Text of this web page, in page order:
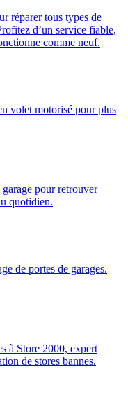
réparer tous types de
d’un service fiable,
comme neuf.
volet motorisé pour plus
pour retrouver
quotidien.
de portes de garages.
à Store 2000, expert
de stores bannes.